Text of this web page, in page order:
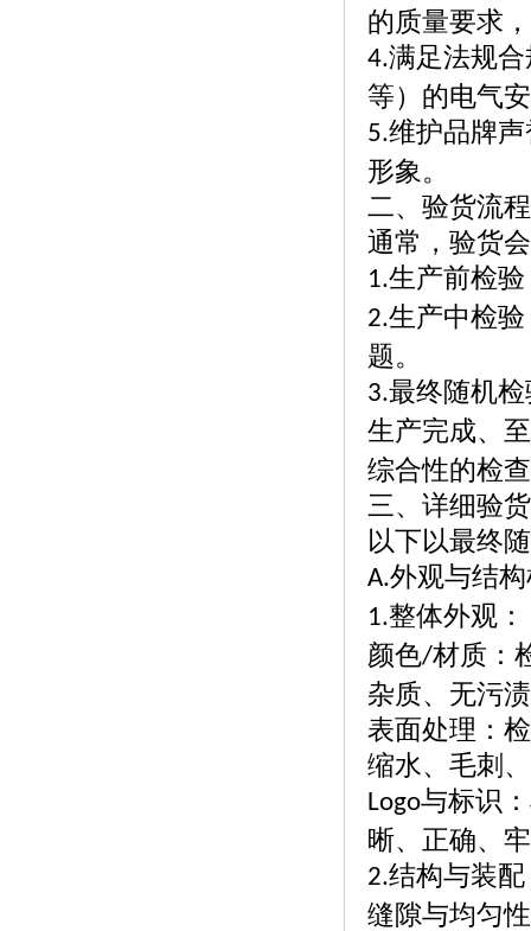
的质量要求
4.满足法规
等）的电气
5.维护品牌
形象。
二、验货流
通常，验货
1.生产前检
2.生产中检
题。
3.最终随机
生产完成、
综合性的检
三、详细验
以下以最终
A.外观与结
1.整体外观：
颜色/材质：
杂质、无污
表面处理：
缩水、毛刺
Logo与标识
晰、正确、
2.结构与装配
缝隙与均匀